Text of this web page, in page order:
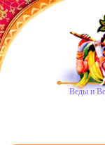
Веды и